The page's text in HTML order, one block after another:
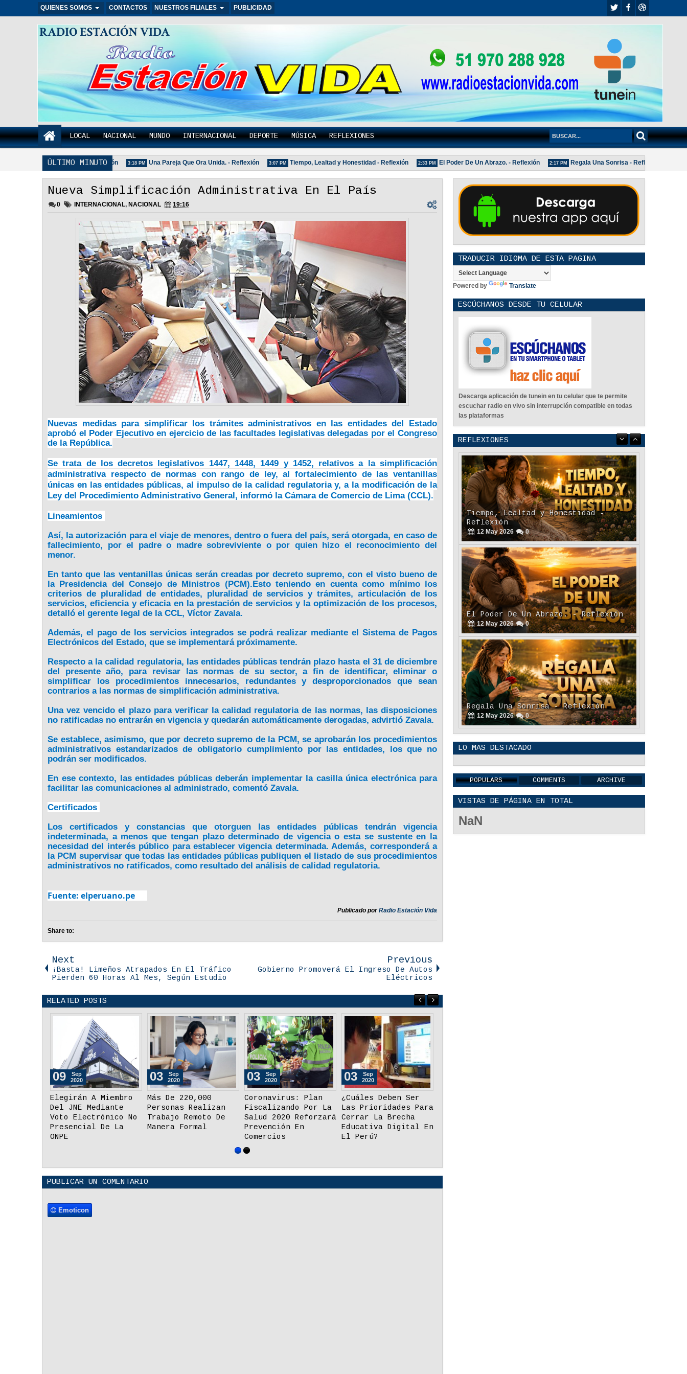
QUIENES SOMOS CONTACTOS NUESTROS FILIALES PUBLICIDAD
RADIO ESTACIÓN VIDA
LOCAL NACIONAL MUNDO INTERNACIONAL DEPORTE MÚSICA REFLEXIONES
ÚLTIMO MINUTO
Unida Es Importante - Reflexión 3:18 PM Una Pareja Que Ora Unida. - Reflexión 3:07 PM Tiempo, Lealtad y Honestidad - Reflexión 2:33 PM El Poder De Un Abrazo. - Reflexión 2:17 PM Regala Una Sonrisa - Reflexión
Nueva Simplificación Administrativa En El País
0 INTERNACIONAL, NACIONAL 19:16
Nuevas medidas para simplificar los trámites administrativos en las entidades del Estado
aprobó el Poder Ejecutivo en ejercicio de las facultades legislativas delegadas por el Congreso
de la República.
Se trata de los decretos legislativos 1447, 1448, 1449 y 1452, relativos a la simplificación
administrativa respecto de normas con rango de ley, al fortalecimiento de las ventanillas
únicas en las entidades públicas, al impulso de la calidad regulatoria y, a la modificación de la
Ley del Procedimiento Administrativo General, informó la Cámara de Comercio de Lima (CCL).
Lineamientos
Así, la autorización para el viaje de menores, dentro o fuera del país, será otorgada, en caso de
fallecimiento, por el padre o madre sobreviviente o por quien hizo el reconocimiento del
menor.
En tanto que las ventanillas únicas serán creadas por decreto supremo, con el visto bueno de
la Presidencia del Consejo de Ministros (PCM).Esto teniendo en cuenta como mínimo los
criterios de pluralidad de entidades, pluralidad de servicios y trámites, articulación de los
servicios, eficiencia y eficacia en la prestación de servicios y la optimización de los procesos,
detalló el gerente legal de la CCL, Víctor Zavala.
Además, el pago de los servicios integrados se podrá realizar mediante el Sistema de Pagos
Electrónicos del Estado, que se implementará próximamente.
Respecto a la calidad regulatoria, las entidades públicas tendrán plazo hasta el 31 de diciembre
del presente año, para revisar las normas de su sector, a fin de identificar, eliminar o
simplificar los procedimientos innecesarios, redundantes y desproporcionados que sean
contrarios a las normas de simplificación administrativa.
Una vez vencido el plazo para verificar la calidad regulatoria de las normas, las disposiciones
no ratificadas no entrarán en vigencia y quedarán automáticamente derogadas, advirtió Zavala.
Se establece, asimismo, que por decreto supremo de la PCM, se aprobarán los procedimientos
administrativos estandarizados de obligatorio cumplimiento por las entidades, los que no
podrán ser modificados.
En ese contexto, las entidades públicas deberán implementar la casilla única electrónica para
facilitar las comunicaciones al administrado, comentó Zavala.
Certificados
Los certificados y constancias que otorguen las entidades públicas tendrán vigencia
indeterminada, a menos que tengan plazo determinado de vigencia o esta se sustente en la
necesidad del interés público para establecer vigencia determinada. Además, corresponderá a
la PCM supervisar que todas las entidades públicas publiquen el listado de sus procedimientos
administrativos no ratificados, como resultado del análisis de calidad regulatoria.
Fuente: elperuano.pe
Publicado porRadio Estación Vida
Share to:
Next
¡Basta! Limeños Atrapados En El Tráfico
Pierden 60 Horas Al Mes, Según Estudio
Previous
Gobierno Promoverá El Ingreso De Autos
Eléctricos
RELATED POSTS
Minedu: Tabletas
Tendrán Más De 35
Aplicaciones Y
Recursos Educativos
En Lenguas
26
Aug
2020
Día Nacional De
Adulto Mayor:
Essalud Hizo
Descarte De Covid-19
26
Aug
2020
RUC Digital
Contribuye A La
Formalización De
Pequeños Negocios
09
Sep
2020
Demanda De Cursos De
Transformación
Digital Creció 80%
En El Perú En Crisis
De Coronavirus
26
Aug
2020
Emoticon
TRADUCIR IDIOMA DE ESTA PAGINA
Powered by Translate
ESCÚCHANOS DESDE TU CELULAR
Descarga aplicación de tunein en tu celular que te permite
escuchar radio en vivo sin interrupción compatible en todas
las plataformas
REFLEXIONES
Tiempo, Lealtad y Honestidad -
Reflexión
12 May 2026 0
El Poder De Un Abrazo. - Reflexión
12 May 2026 0
Regala Una Sonrisa - Reflexión
12 May 2026 0
POLÍTICA DE PRIVACIDAD
25 Aug 2023 0
LO MAS DESTACADO
POPULARS COMMENTS ARCHIVE
VISTAS DE PÁGINA EN TOTAL
NaN